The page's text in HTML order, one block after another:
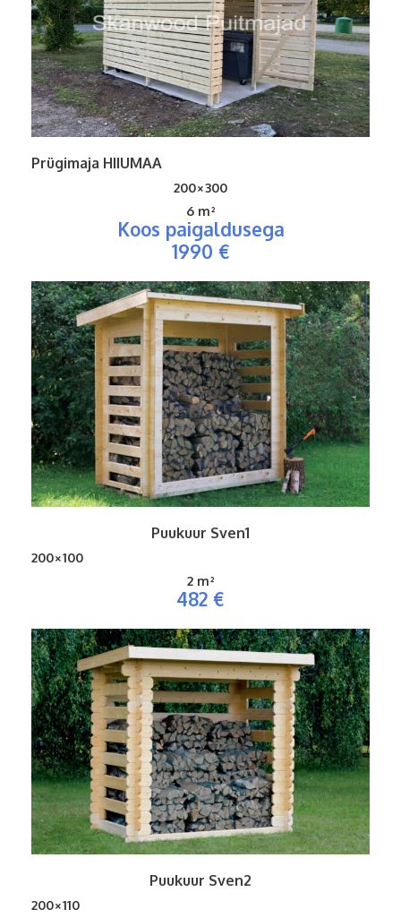
Prügimaja HIIUMAA
200×300
6 m²
Koos paigaldusega
1990 €
Puukuur Sven1
200×100
2 m²
482 €
Puukuur Sven2
200×110